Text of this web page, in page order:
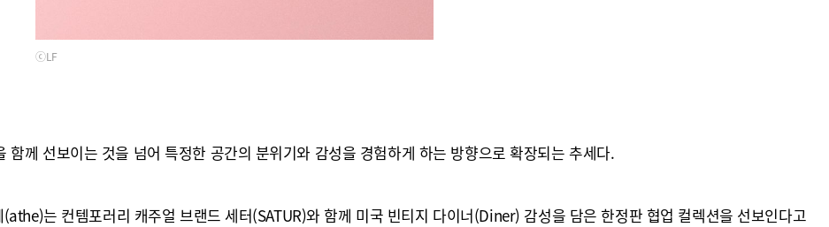
ⓒLF
께 선보이는 것을 넘어 특정한 공간의 분위기와 감성을 경험하게 하는 방향으로 확장되는 추세다.
는 컨템포러리 캐주얼 브랜드 세터(SATUR)와 함께 미국 빈티지 다이너(Diner) 감성을 담은 한정판 협업 컬렉션을 선보인다고